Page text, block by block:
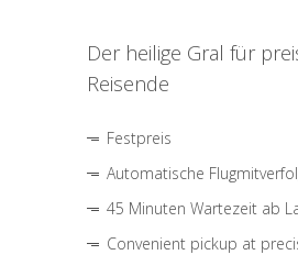
Der heilige Gral für
Reisende
Festpreis
Automatische
45 Minuten Wartezeit ab
Convenient pickup at